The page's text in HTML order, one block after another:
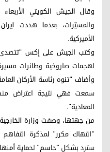
وقال الجيش الكويتي
والمسيّرات، بعدما هددت
الأميركية.
وكتب الجيش على إكس "تتصدى
لهجمات صاروخية وطائرات
وأضاف "تنوه رئاسة الأركان
سمعت فهي نتيجة اعتراض
المعادية".
من جهتها، وصفت وزارة الخارجية
"انتهاك مكرر" لمذكرة
سترد بشكل "حاسم" لحماية